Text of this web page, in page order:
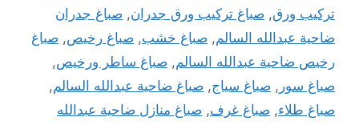
تركيب ورق, صباغ تركيب ورق جدران, صباغ جدران
ضاحية عبدالله السالم, صباغ خشب, صباغ رخيص, صباغ
رخيص ضاحية عبدالله السالم, صباغ ساطر ورخيص,
صباغ سور , صباغ سياج, صباغ ضاحية عبدالله السالم,
صباغ طلاء, صباغ غرف, صباغ منازل ضاحية عبدالله